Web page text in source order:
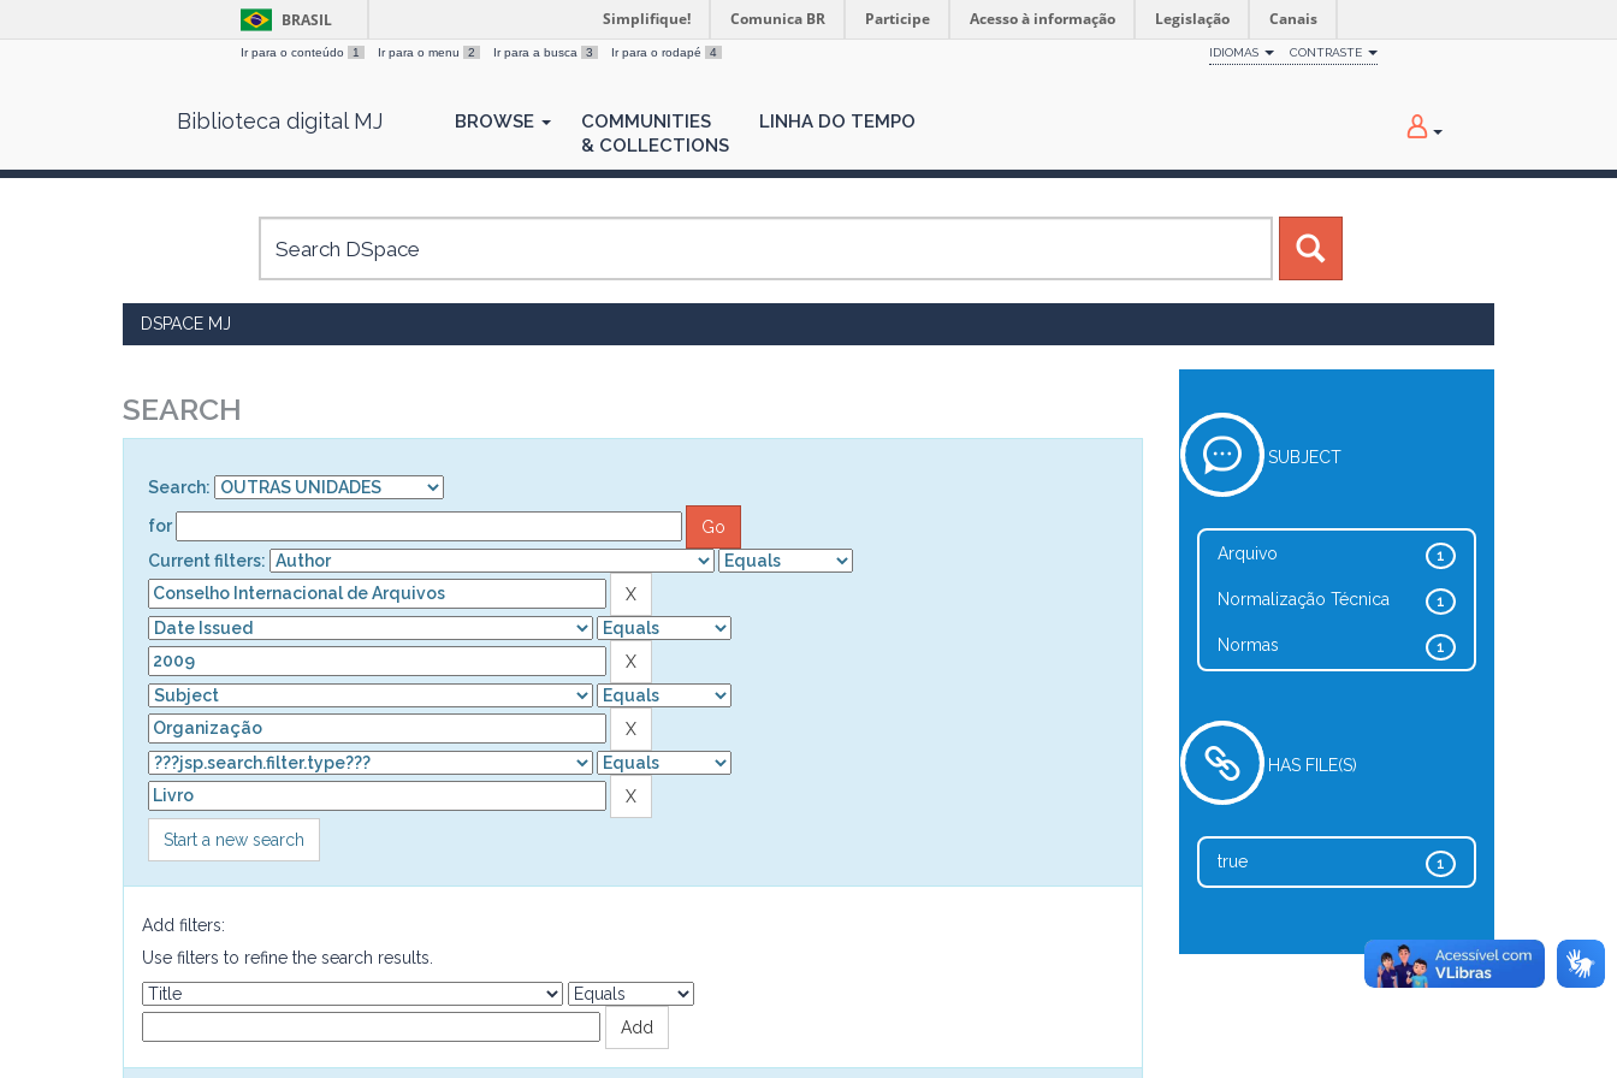
BRASIL Simplifique! Comunica BR Participe Acesso à informação Legislação Canais
Ir para o conteúdo 1 Ir para o menu 2 Ir para a busca 3 Ir para o rodapé 4 IDIOMAS CONTRASTE
Biblioteca digital MJ BROWSE
COMMUNITIES
& COLLECTIONS
LINHA DO TEMPO
DSPACE MJ
SEARCH
Search:
for
Current filters:
Start a new search
Add filters:
Use filters to refine the search results.
SUBJECT
1
Arquivo
1
Normalização Técnica
1
Normas
HAS FILE(S)
1
true